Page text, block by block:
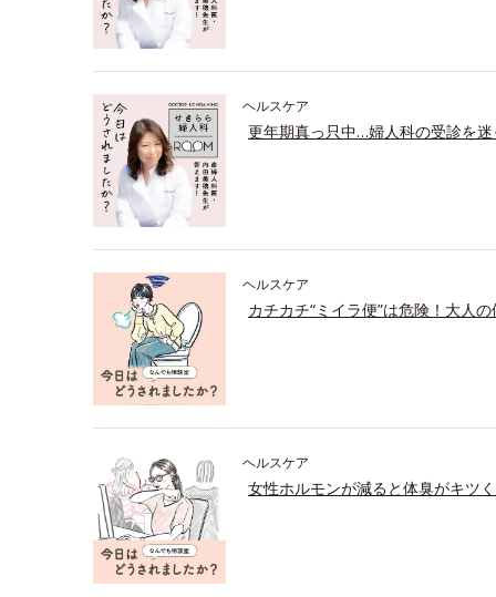
ヘルスケア
更年期真っ只中…婦人科の受診を
ヘルスケア
カチカチ“ミイラ便”は危険！大人
ヘルスケア
女性ホルモンが減ると体臭がキツ